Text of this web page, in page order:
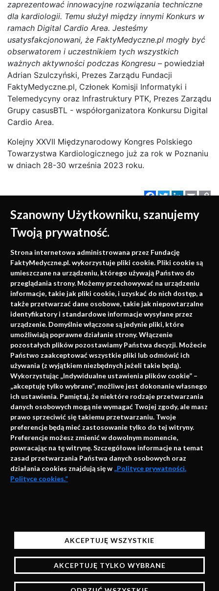
Szanowny Użytkowniku, szanujemy
Twoją prywatność.
Strona internetowa administrowana przez Fundację
FaktyMedyczne.pl. wykorzystuje pliki cookie. Pliki cookie są
umieszczane na urządzeniu, którego używają Państwo do
przeglądania strony. Możemy przechowywać na urządzeniu
informacje, takie jak pliki cookie, i uzyskać do nich dostęp, a
także przetwarzać dane osobowe, takie jak niepowtarzalne
identyfikatory i standardowe informacje wysyłane przez
urządzenie. Domyślnie włączone są jedynie pliki, które
umożliwiają poprawne działanie strony. Włączenie
pozostałych plików pozostawiamy Państwa decyzji. Możecie
Państwo zaakceptować wszystkie pliki lub odmówić ich
używania (z wyjątkiem niezbędnych jeżeli takie będą).
Wykorzystując „Indywidualne ustawienia plików cookie” –
„akceptuję tylko wybrane”, możliwe jest dokonanie własnego
ich ustawienia. Pamiętaj, że niektóre rodzaje przetwarzania
danych osobowych mogą nie wymagać Twojej zgody, ale masz
prawo sprzeciwić się takiemu przetwarzaniu. Twoje
preferencje będą mieć zastosowanie tylko do tej witryny.
Preferencje możesz zmienić w dowolnym momencie,
powracając na tę witrynę. Szczegółowe informacje na temat
zasad przetwarzania Państwa danych osobowych oraz
działania cookies znajdują się w „Polityce prywatności.
Polityce cookies.”
AKCEPTUJĘ WSZYSTKIE
AKCEPTUJĘ TYLKO WYBRANE
zaprezentować innowacyjne rozwiązania techniczne
dla kardiologii. Temu służył między innymi Konkurs w
ramach Digital Cardio Area. Jesteśmy
usatysfakcjonowani, że FaktyMedyczne.pl mogły być
obserwatorem i uczestnikiem tych wszystkich
ważnych aktywności podczas Kongresu – powiedział
Adrian Szulczyński, Prezes Zarządu Fundacji
FaktyMedyczne.pl, Członek Komisji Informatyki i
Telemedycyny oraz Infrastruktury PTK, Prezes Zarządu
Grupy casusBTL - współorganizatora Konkursu Digital
Cardio Area.
Kolejny XXVII Międzynarodowy Kongres Polskiego
Towarzystwa Kardiologicznego już za rok w Poznaniu
w dniach 28-30 września 2023 roku.
Facebook
TwitterLinkedIn
Email
Medycyna oparta na
faktach
Konferencje, szkolenia, e-learning, wydawnictwo
Napisz do nas
info@faktymedyczne.pl
ul. Towarowa 2
43-460 Wisła
Redakcja medyczna:
ul. Wolności 338b
61-312 Poznań
Wsparcie:
automatycznego przechowywania danych do celów
statystycznych, realizacji usług i reklamowych.
Korzystając z naszych stron bez zmiany ustawień
przeglądarki będą one zapisane w pamięci urządzenia,
więcej informacji na temat zarządzania plikami